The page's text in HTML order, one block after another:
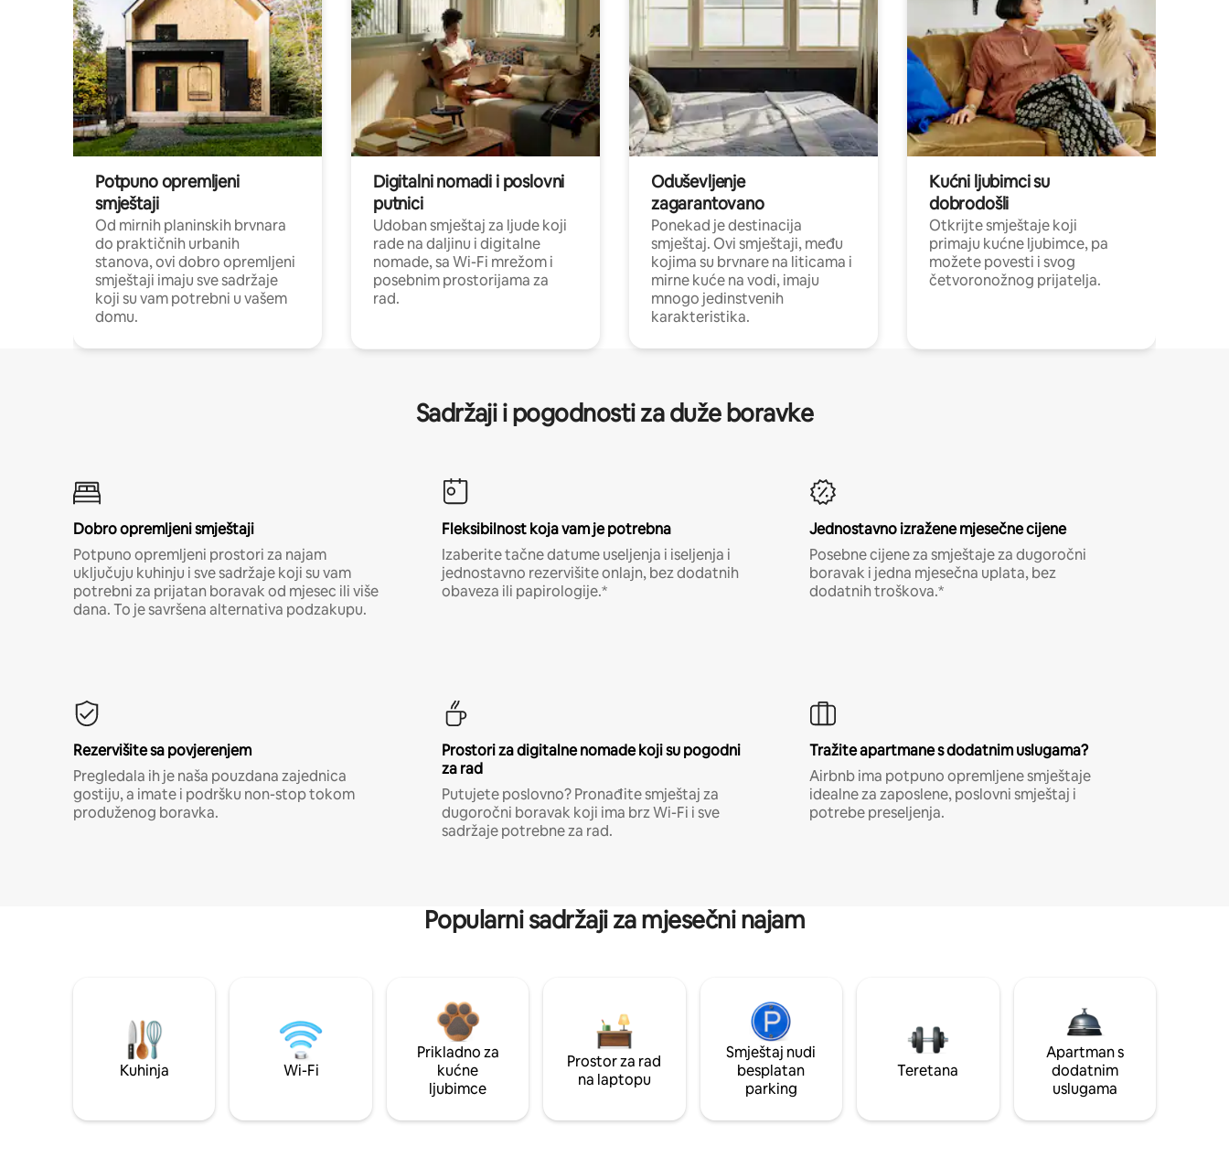
Potpuno opremljeni
smještaji
Od mirnih planinskih brvnara
do praktičnih urbanih
stanova, ovi dobro opremljeni
smještaji imaju sve sadržaje
koji su vam potrebni u vašem
domu.
Digitalni nomadi i poslovni
putnici
Udoban smještaj za ljude koji
rade na daljinu i digitalne
nomade, sa Wi-Fi mrežom i
posebnim prostorijama za
rad.
Oduševljenje
zagarantovano
Ponekad je destinacija
smještaj. Ovi smještaji, među
kojima su brvnare na liticama i
mirne kuće na vodi, imaju
mnogo jedinstvenih
karakteristika.
Kućni ljubimci su
dobrodošli
Otkrijte smještaje koji
primaju kućne ljubimce, pa
možete povesti i svog
četvoronožnog prijatelja.
Sadržaji i pogodnosti za duže boravke
Dobro opremljeni smještaji
Potpuno opremljeni prostori za najam
uključuju kuhinju i sve sadržaje koji su vam
potrebni za prijatan boravak od mjesec ili više
dana. To je savršena alternativa podzakupu.
Fleksibilnost koja vam je potrebna
Izaberite tačne datume useljenja i iseljenja i
jednostavno rezervišite onlajn, bez dodatnih
obaveza ili papirologije.*
Jednostavno izražene mjesečne cijene
Posebne cijene za smještaje za dugoročni
boravak i jedna mjesečna uplata, bez
dodatnih troškova.*
Rezervišite sa povjerenjem
Pregledala ih je naša pouzdana zajednica
gostiju, a imate i podršku non-stop tokom
produženog boravka.
Prostori za digitalne nomade koji su pogodni
za rad
Putujete poslovno? Pronađite smještaj za
dugoročni boravak koji ima brz Wi-Fi i sve
sadržaje potrebne za rad.
Tražite apartmane s dodatnim uslugama?
Airbnb ima potpuno opremljene smještaje
idealne za zaposlene, poslovni smještaj i
potrebe preseljenja.
Popularni sadržaji za mjesečni najam
Kuhinja Wi-Fi
Prikladno za
kućne
ljubimce
Prostor za rad
na laptopu
Smještaj nudi
besplatan
parking
Teretana
Apartman s
dodatnim
uslugama